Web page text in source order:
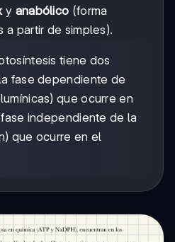
y anabólico (forma
a partir de simples).
tiene dos
fase dependiente de
que ocurre en
independiente de la
que ocurre en el